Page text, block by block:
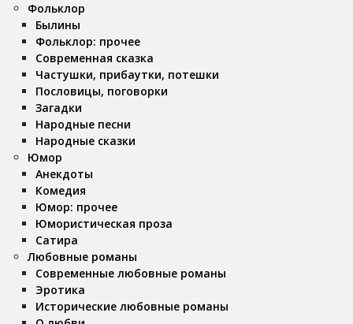
Фольклор
Былины
Фольклор: прочее
Современная сказка
Частушки, прибаутки, потешки
Пословицы, поговорки
Загадки
Народные песни
Народные сказки
Юмор
Анекдоты
Комедия
Юмор: прочее
Юмористическая проза
Сатира
Любовные романы
Современные любовные романы
Эротика
Исторические любовные романы